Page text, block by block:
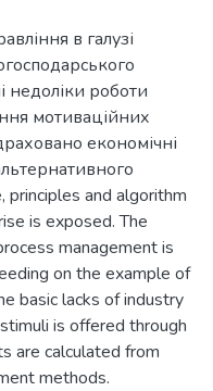
в галузі
недоліки роботи
мотиваційних
економічні
principles and algorithm
is exposed. The
management is
on the example of
basic lacks of industry
is offered through
are calculated from
methods.